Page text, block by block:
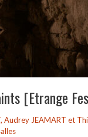
[Etrange
Audrey JEAMART et